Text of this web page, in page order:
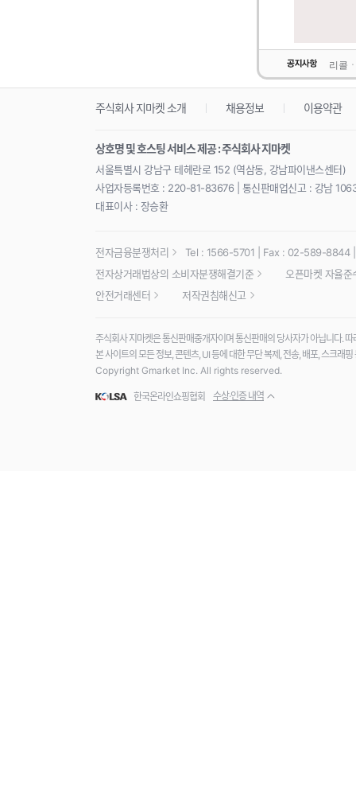
리콜
주식회사 지마켓 소개 채용정보 이용약관
상호명 및 호스팅 서비스 제공 : 주식회사 지마켓
서울특별시 강남구 테헤란로 152 (역삼동, 강남파이낸스센터)
사업자등록번호 : 220-81-83676 | 통신판매업신고 : 강남
대표이사 : 장승환
전자금융분쟁처리
Tel : 1566-5701 | Fax : 02-589-8844
전자상거래법상의 소비자분쟁해결기준
오픈마켓 자율준
안전거래센터
저작권침해신고
주식회사 지마켓은 통신판매중개자이며 통신판매의 당사자가 아닙니다.
본 사이트의 모든 정보, 콘텐츠, UI 등에 대한 무단 복제, 전송, 배포, 스크래
Copyright Gmarket Inc. All rights reserved.
한국온라인쇼핑협회 수상·인증 내역